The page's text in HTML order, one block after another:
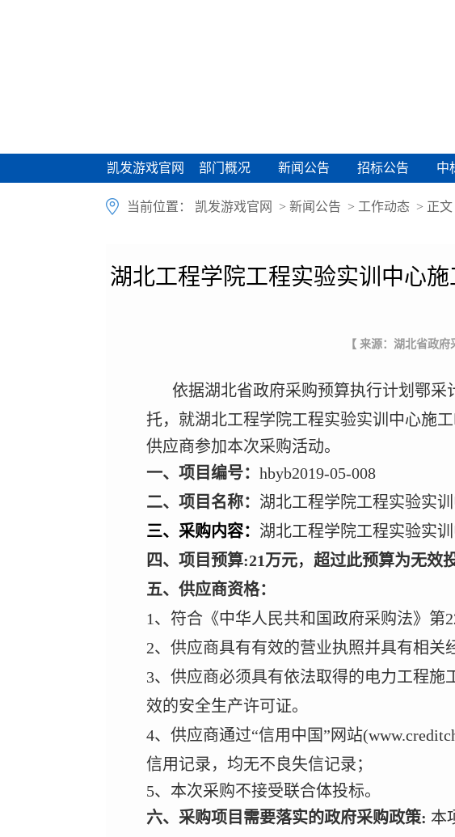
凯发游戏官网
凯发游戏官网 部门概况
部门概况 新闻公告
新闻公告 招标公告
招标公告 中
中
当前位置： 凯发游戏官网 > 新闻公告 > 工作动态 > 正文
湖北工程学院工程实验实训中心
【 来源：湖北省政府
依据湖北省政府采购预算执行计划鄂采
托，就湖北工程学院工程实验实训中心施
供应商参加本次采购活动。
一、项目编号： hbyb2019-05-008
二、项目名称： 湖北工程学院工程实验实
三、采购内容： 湖北工程学院工程实验实
四、项目预算:21万元， 超过此预算为无效
五、供应商资格：
1、符合《中华人民共和国政府采购法》第
2、供应商具有有效的营业执照并具有相关
3、供应商必须具有依法取得的电力工程
效的安全生产许可证。
4、供应商通过“信用中国”网站
信用记录，均无不良失信记录；
5、本次采购不接受联合体投标。
六、采购项目需要落实的政府采购政策: 本